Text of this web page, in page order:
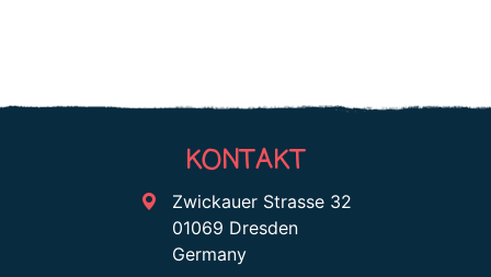
KONTAKT
Zwickauer Strasse 32
01069 Dresden
Germany